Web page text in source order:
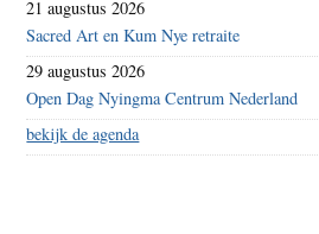
21 augustus 2026
Sacred Art en Kum Nye retraite
29 augustus 2026
Open Dag Nyingma Centrum Nederland
bekijk de agenda